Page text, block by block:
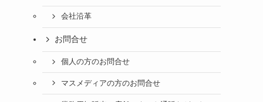
会社沿革
お問合せ
個人の方のお問合せ
マスメディアの方のお問合せ